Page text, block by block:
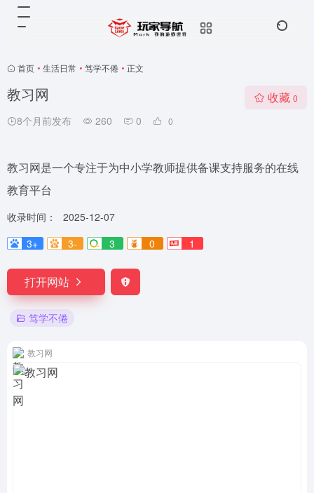
首页 • 生活日常 • 笃学不倦 • 正文
教习网
8个月前发布 260 0 0
收藏 0
教习网是一个专注于为中小学教师提供备课支持服务的在线
教育平台
收录时间：
2025-12-07
3+
3- 3 0 1
打开网站
笃学不倦
教习网